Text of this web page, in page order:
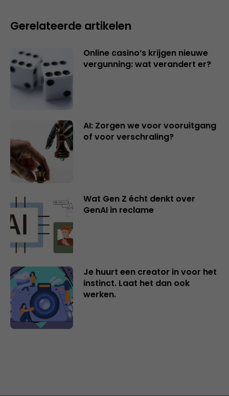
Gerelateerde artikelen
Online casino’s krijgen nieuwe
vergunning: wat verandert er?
AI: Zorgen we voor vooruitgang
of voor verschraling?
Wat Gen Z écht denkt over
GenAI in reclame
Je huurt een creator in voor het
instinct. Laat het dan ook
werken.